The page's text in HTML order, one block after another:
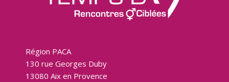
Région PACA
130 rue Georges Duby
13080 Aix en Provence